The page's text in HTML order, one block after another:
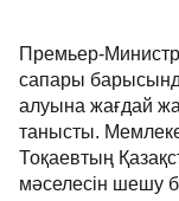
Премьер-
сапары
алуына жағдай
танысты.
Тоқаевтың
мәселесін шешу